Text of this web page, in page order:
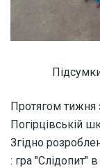
Протягом тижня
Погірцівській
Згідно
: гра "Слідопит"